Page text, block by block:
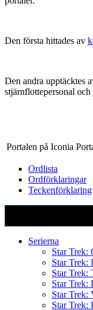
Den första hittades av
Den andra upptäcktes
stjärnflottepersonal
Portalen på Iconia
Ordlista
Ordförklaringar
Teckenförklaring
Serierna
Star Trek:
Star Trek:
Star Trek:
Star Trek:
Star Trek:
Star Trek: